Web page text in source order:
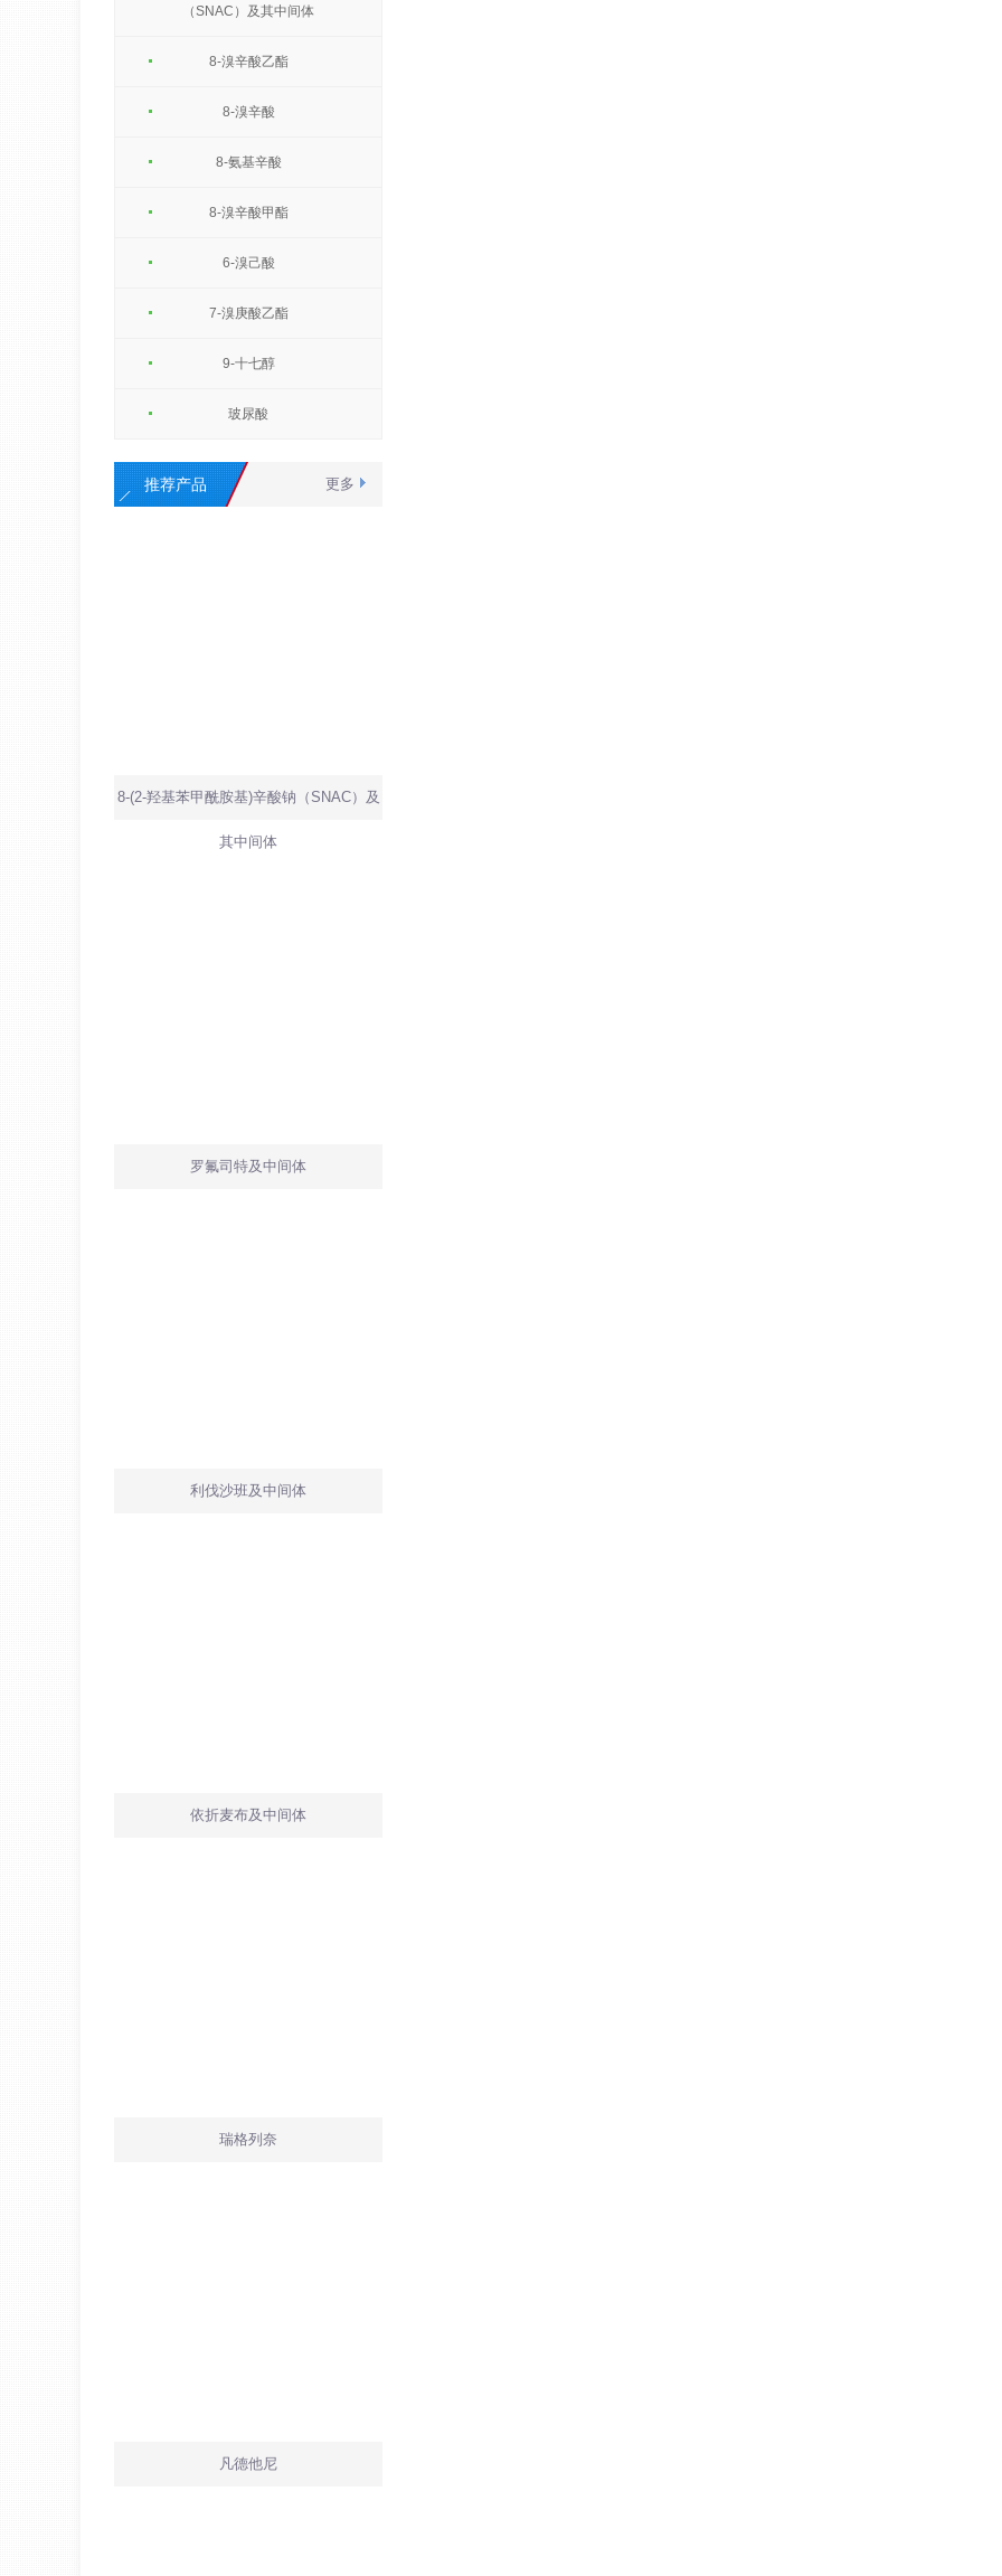
（SNAC）及其中间体
8-溴辛酸乙酯
8-溴辛酸
8-氨基辛酸
8-溴辛酸甲酯
6-溴己酸
7-溴庚酸乙酯
9-十七醇
玻尿酸
更多
推荐产品
8-(2-羟基苯甲酰胺基)辛酸钠（SNAC）及
其中间体
罗氟司特及中间体
利伐沙班及中间体
依折麦布及中间体
瑞格列奈
凡德他尼